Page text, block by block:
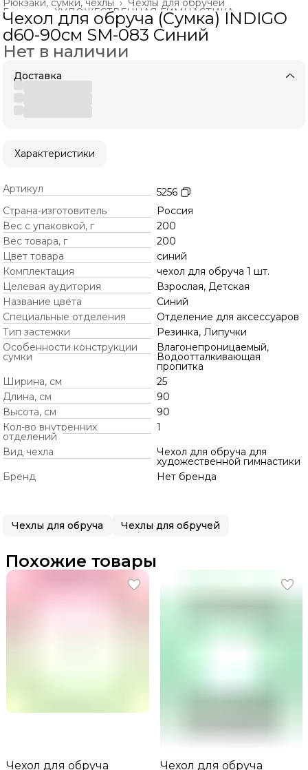
Чехлы для обручей
Рюкзаки, сумки, чехлы ›
ХУДОЖЕСТВЕННАЯ ГИМНАСТИКА ›
Главная ›
Чехол для обруча (Сумка) INDIGO
d60-90см SM-083 Синий
Нет в наличии
Доставка
Характеристики
Артикул
5256
Страна-изготовитель
Россия
Вес с упаковкой, г
200
Вес товара, г
200
Цвет товара
синий
Комплектация
чехол для обруча 1 шт.
Целевая аудитория
Взрослая, Детская
Название цвета
Синий
Специальные отделения
Отделение для аксессуаров
Тип застежки
Резинка, Липучки
Особенности конструкции
сумки
Влагонепроницаемый,
Водоотталкивающая
пропитка
Ширина, см
25
Длина, см
90
Высота, см
90
Кол-во внутренних
отделений
1
Вид чехла
Чехол для обруча для
художественной гимнастики
Бренд
Нет бренда
Чехлы для обруча Чехлы для обручей
Похожие товары
Чехол для обруча
Чехол для обруча